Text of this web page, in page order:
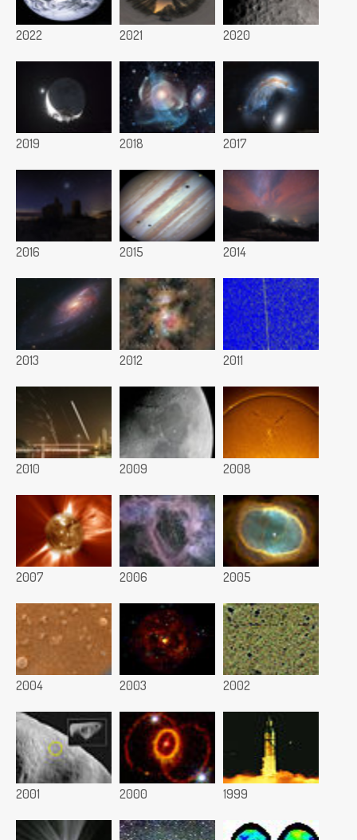
2022 2021 2020
2019 2018 2017
2016 2015 2014
2013 2012 2011
2010 2009 2008
2007 2006 2005
2004 2003 2002
2001 2000 1999